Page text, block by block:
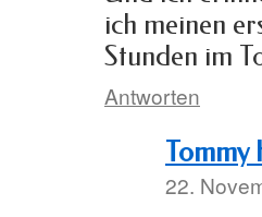
ich meinen
Stunden im
Antworten
Tommy
22.